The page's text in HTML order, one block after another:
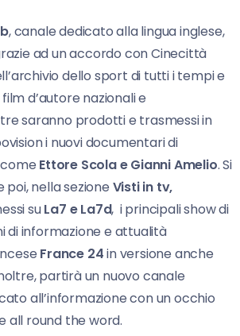
, canale dedicato alla lingua inglese,
ad un accordo con Cinecittà
dello sport di tutti i tempi e
d’autore nazionali e
saranno prodotti e trasmessi in
i nuovi documentari di
Ettore Scola e Gianni Amelio. Si
nella sezione Visti in tv,
suLa7 e La7d, i principali show di
di informazione e attualità
France 24in versione anche
partirà un nuovo canale
all’informazione con un occhio
all round the word.